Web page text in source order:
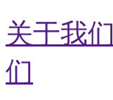
关于我们
们